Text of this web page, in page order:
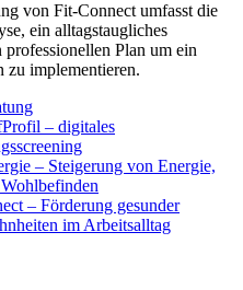
von Fit-Connect umfasst die
ein alltagstaugliches
Plan um ein
zu implementieren.
– digitales
– Steigerung von Energie,
– Förderung gesunder
im Arbeitsalltag